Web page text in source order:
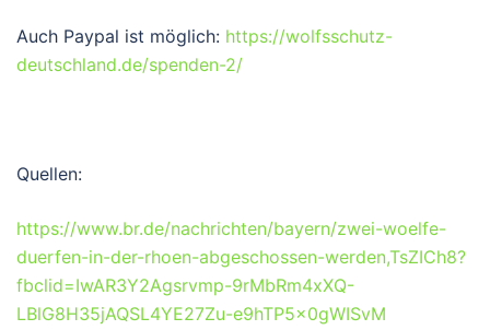
Auch Paypal ist möglich: https://wolfsschutz-
deutschland.de/spenden-2/
Quellen:
https://www.br.de/nachrichten/bayern/zwei-woelfe-
duerfen-in-der-rhoen-abgeschossen-werden,TsZICh8?
fbclid=IwAR3Y2Agsrvmp-9rMbRm4xXQ-
LBlG8H35jAQSL4YE27Zu-e9hTP5x0gWISvM